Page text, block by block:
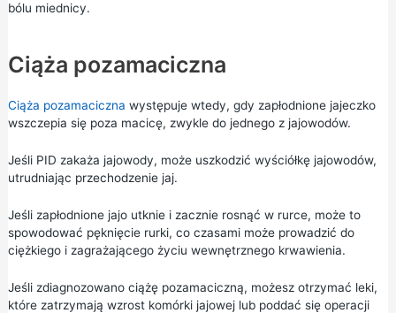
bólu miednicy.
Ciąża pozamaciczna
Ciąża pozamaciczna występuje wtedy, gdy zapłodnione jajeczko
wszczepia się poza macicę, zwykle do jednego z jajowodów.
Jeśli PID zakaża jajowody, może uszkodzić wyściółkę jajowodów,
utrudniając przechodzenie jaj.
Jeśli zapłodnione jajo utknie i zacznie rosnąć w rurce, może to
spowodować pęknięcie rurki, co czasami może prowadzić do
ciężkiego i zagrażającego życiu wewnętrznego krwawienia.
Jeśli zdiagnozowano ciążę pozamaciczną, możesz otrzymać leki,
które zatrzymają wzrost komórki jajowej lub poddać się operacji